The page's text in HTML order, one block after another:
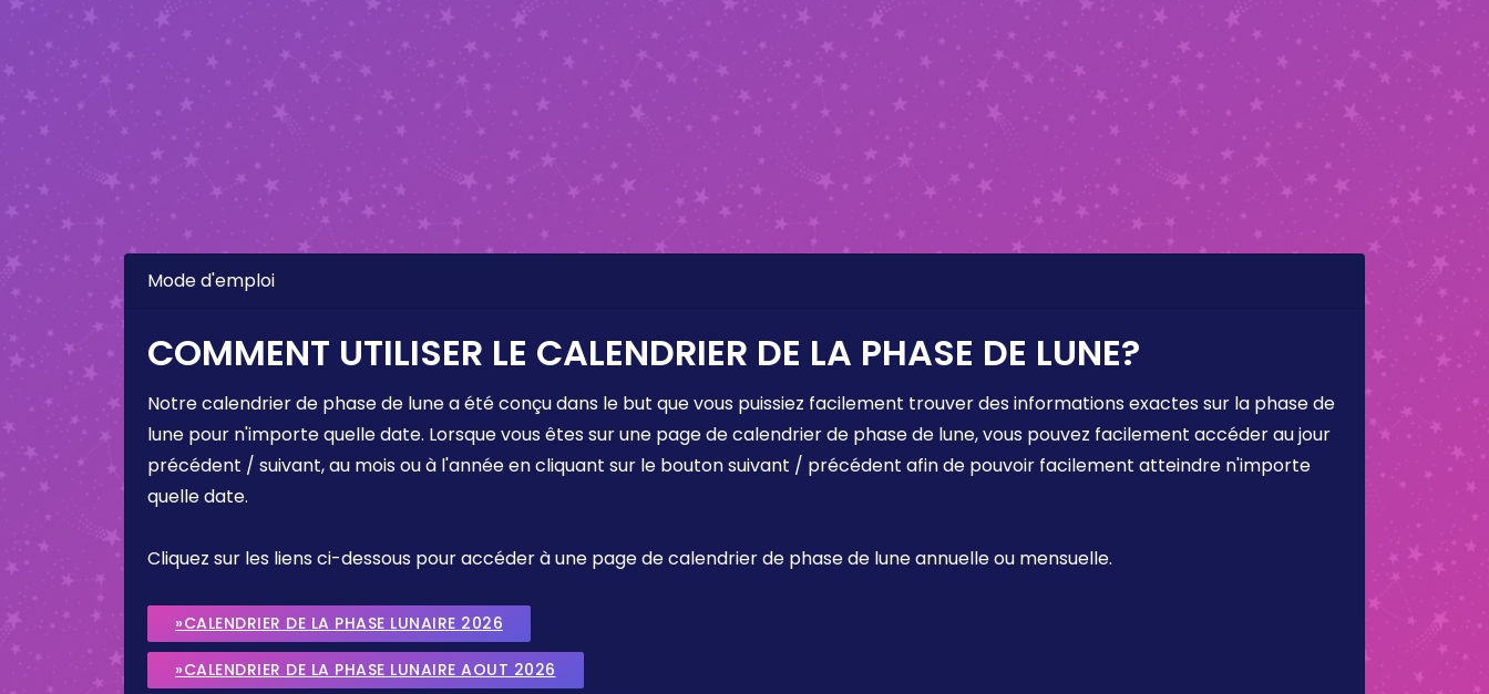
Mode d'emploi
COMMENT UTILISER LE CALENDRIER DE LA PHASE DE LUNE?
Notre calendrier de phase de lune a été conçu dans le but que vous puissiez facilement trouver des informations exactes sur la phase de
lune pour n'importe quelle date. Lorsque vous êtes sur une page de calendrier de phase de lune, vous pouvez facilement accéder au jour
précédent / suivant, au mois ou à l'année en cliquant sur le bouton suivant / précédent afin de pouvoir facilement atteindre n'importe
quelle date.
Cliquez sur les liens ci-dessous pour accéder à une page de calendrier de phase de lune annuelle ou mensuelle.
»CALENDRIER DE LA PHASE LUNAIRE 2026
»CALENDRIER DE LA PHASE LUNAIRE AOUT 2026